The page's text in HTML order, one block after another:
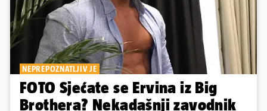
NEPREPOZNATLJIV JE
FOTO Sjećate se Ervina iz Big
Brothera? Nekadašnji zavodnik